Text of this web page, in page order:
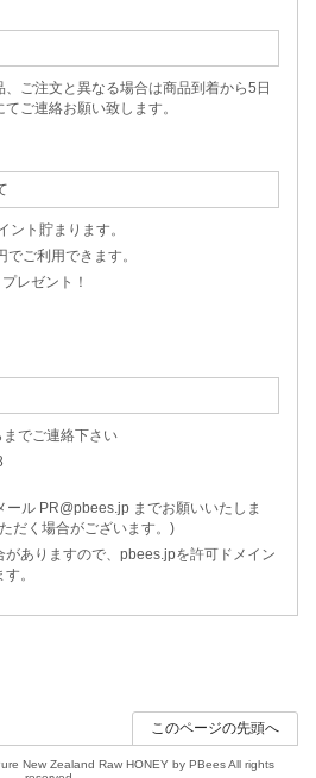
ご注文と異なる場合は商品到着から5日
ご連絡お願い致します。
ント貯まります。
ご利用できます。
レゼント！
でご連絡下さい
ル PR@pbees.jp までお願いいたしま
だく場合がございます。)
がありますので、pbees.jpを許可ドメイン
。
このページの先頭へ
New Zealand Raw HONEY by PBees All rights